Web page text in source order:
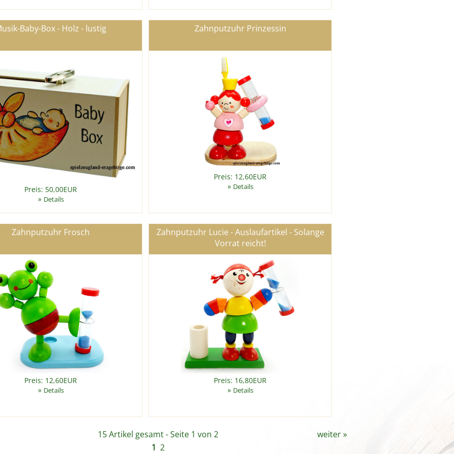
Baby-Box - Holz - lustig
Preis: 50,00EUR
» Details
Zahnputzuhr Prinzessin
Preis: 12,60EUR
» Details
Zahnputzuhr Frosch
Preis: 12,60EUR
» Details
Zahnputzuhr Lucie - Auslaufartikel - Solange
Vorrat reicht!
Preis: 16,80EUR
» Details
15 Artikel gesamt - Seite 1 von 2 weiter»
1 2